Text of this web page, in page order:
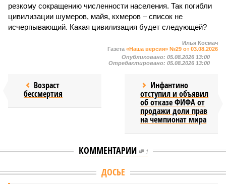
резкому сокращению численности населения. Так погибли
цивилизации шумеров, майя, кхмеров – список не
исчерпывающий. Какая цивилизация будет следующей?
Илья Космач
Газета «Наша версия» №29 от 03.08.2026
Опубликовано: 05.08.2026 13:00
Отредактировано: 05.08.2026 13:00
Возраст
бессмертия
Инфантино
отступил и объявил
об отказе ФИФА от
продажи доли прав
на чемпионат мира
КОММЕНТАРИИ 1
ДОСЬЕ